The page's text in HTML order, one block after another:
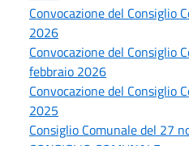
Convocazione del Consiglio
2026
Convocazione del Consiglio
febbraio 2026
Convocazione del Consiglio
2025
Consiglio Comunale del 27